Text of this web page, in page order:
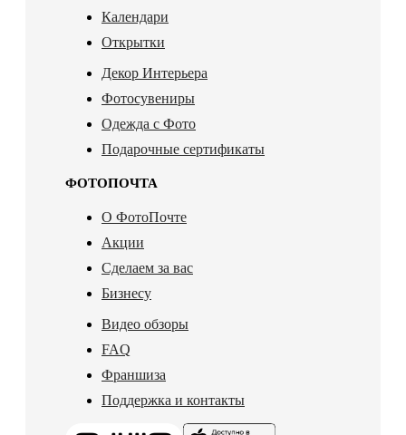
Календари
Открытки
Декор Интерьера
Фотосувениры
Одежда с Фото
Подарочные сертификаты
ФОТОПОЧТА
О ФотоПочте
Акции
Сделаем за вас
Бизнесу
Видео обзоры
FAQ
Франшиза
Поддержка и контакты